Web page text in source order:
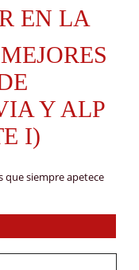
EN LA
Y ALP
I)
que siempre apetece